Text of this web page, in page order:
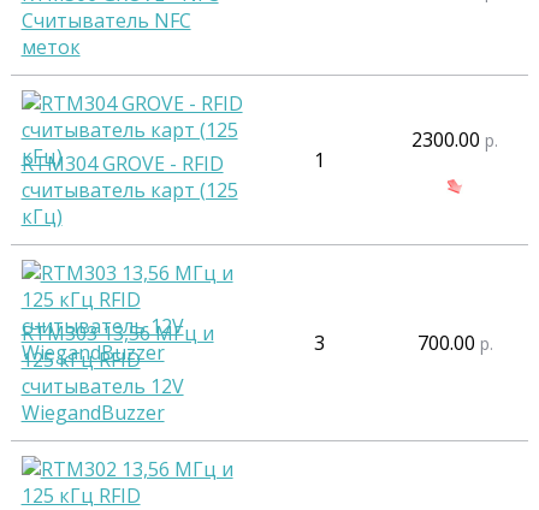
Cчитыватель NFC
меток
RTM304 GROVE - RFID
считыватель карт (125
кГц)
1
2300.00 р.
RTM303 13,56 МГц и
125 кГц RFID
считыватель 12V
WiegandBuzzer
3 700.00 р.